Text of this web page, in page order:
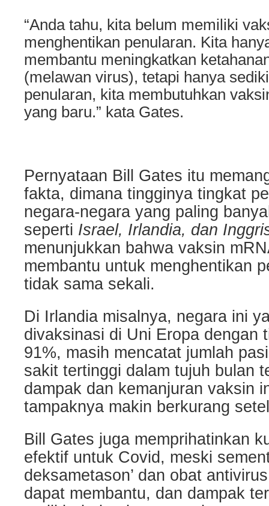
“Anda tahu, kita belum memiliki
menghentikan penularan. Kita
membantu meningkatkan
(melawan virus), tetapi hanya
penularan, kita membutuhkan
yang baru.” kata Gates.
Pernyataan Bill Gates itu
fakta, dimana tingginya tingkat
negara-negara yang paling
seperti Israel, Irlandia, dan
menunjukkan bahwa vaksin
membantu untuk menghentikan
tidak sama sekali.
Di Irlandia misalnya, negara ini
divaksinasi di Uni Eropa dengan
91%, masih mencatat jumlah
sakit tertinggi dalam tujuh bulan
dampak dan kemanjuran vaksin
tampaknya makin berkurang
Bill Gates juga memprihatinkan
efektif untuk Covid, meski
deksametason’ dan obat
dapat membantu, dan dampak